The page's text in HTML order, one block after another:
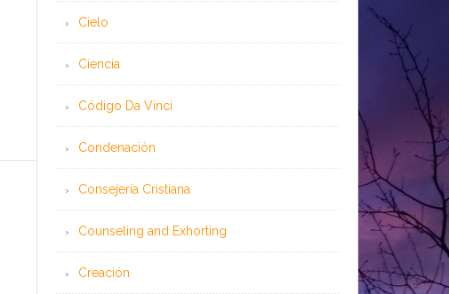
Cielo
Ciencia
Código Da Vinci
Condenación
Consejería Cristiana
Counseling and Exhorting
Creación